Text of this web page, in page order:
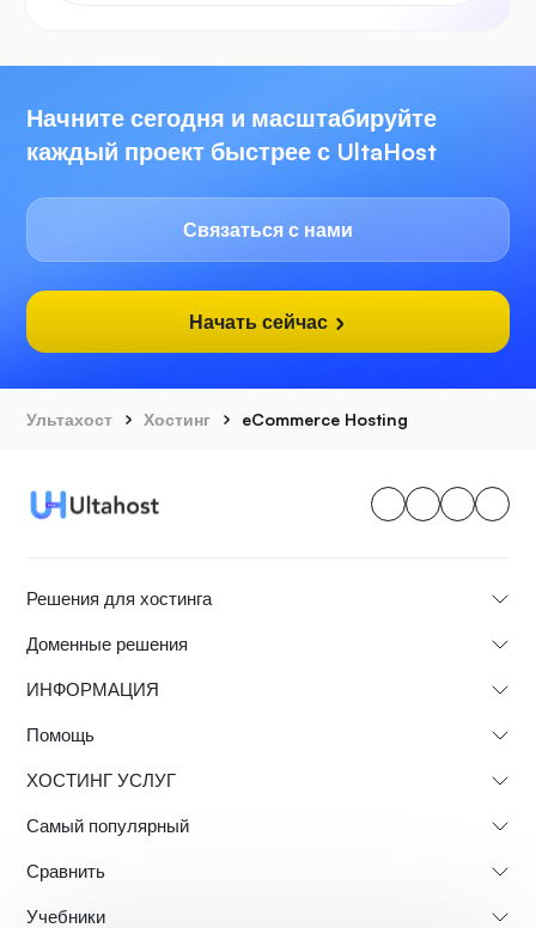
Начните сегодня и масштабируйте
каждый проект быстрее с UltaHost
Связаться с нами
Начать сейчас
Ультахост Хостинг eCommerce Hosting
Решения для хостинга
Доменные решения
ИНФОРМАЦИЯ
Помощь
ХОСТИНГ УСЛУГ
Самый популярный
Сравнить
Учебники